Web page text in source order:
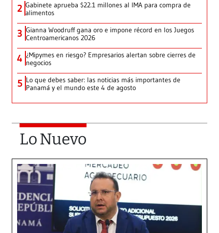
2 Gabinete aprueba $22.1 millones al IMA para compra de
alimentos
3 Gianna Woodruff gana oro e impone récord en los Juegos
Centroamericanos 2026
4 ¿Mipymes en riesgo? Empresarios alertan sobre cierres de
negocios
5 Lo que debes saber: las noticias más importantes de
Panamá y el mundo este 4 de agosto
Lo Nuevo